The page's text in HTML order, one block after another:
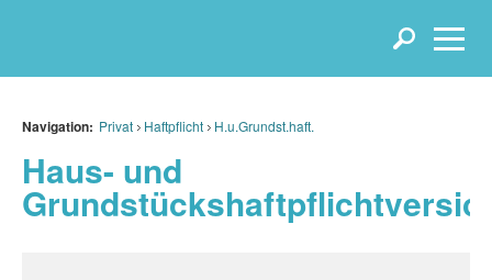
Navigation: Privat Haftpflicht H.u.Grundst.haft.
Haus- und